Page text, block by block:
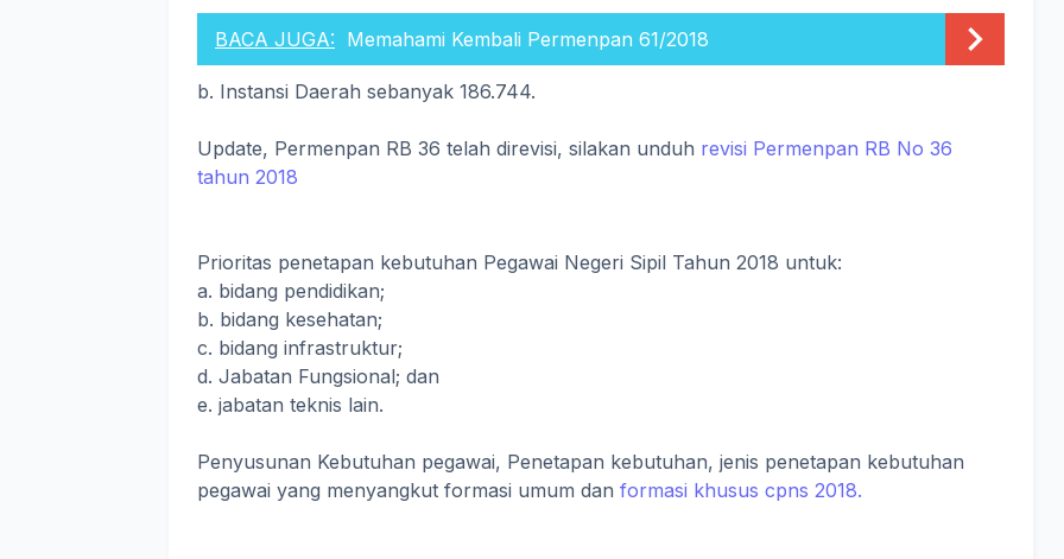
BACA JUGA: Memahami Kembali Permenpan 61/2018
b. Instansi Daerah sebanyak 186.744.
Update, Permenpan RB 36 telah direvisi, silakan unduh revisi Permenpan RB No 36
tahun 2018
Prioritas penetapan kebutuhan Pegawai Negeri Sipil Tahun 2018 untuk:
a. bidang pendidikan;
b. bidang kesehatan;
c. bidang infrastruktur;
d. Jabatan Fungsional; dan
e. jabatan teknis lain.
Penyusunan Kebutuhan pegawai, Penetapan kebutuhan, jenis penetapan kebutuhan
pegawai yang menyangkut formasi umum dan formasi khusus cpns 2018.